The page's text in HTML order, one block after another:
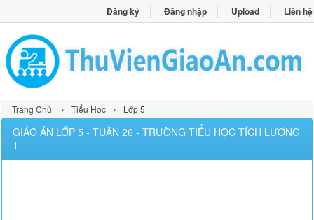
Đăng ký Đăng nhập Upload Liên hệ
Trang Chủ › Tiểu Học › Lớp 5
GIÁO ÁN LỚP 5 - TUẦN 26 - TRƯỜNG TIỂU HỌC TÍCH LƯƠNG
1